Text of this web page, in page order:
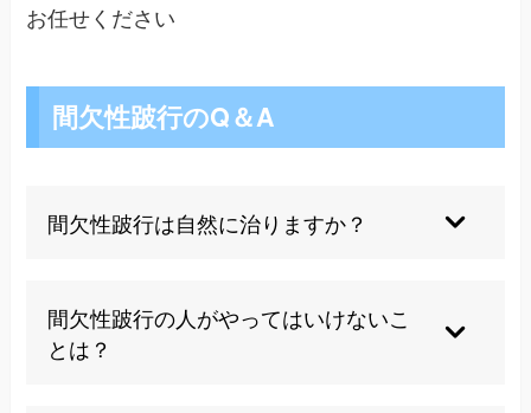
お任せください
間欠性跛行のQ＆A
間欠性跛行は自然に治りますか？
然治癒は期待できません。適切な治療とケアによ
り症状の改善や進行の抑制が可能です。
間欠性跛行の人がやってはいけないこ
とは？